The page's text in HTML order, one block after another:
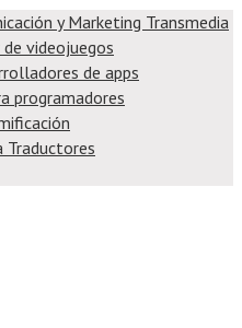
y Marketing Transmedia
videojuegos
de apps
programadores
Traductores